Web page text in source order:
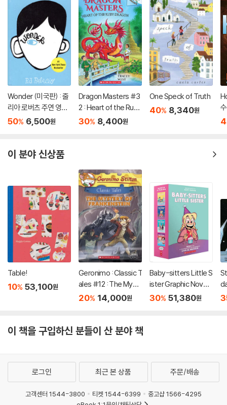
Wonder (미국판) : 줄
리아 로버츠 주연 영화
'원더' 원작 소설
50% 6,500원
Dragon Masters #3
2 : Heart of the Ruby
Dragon (A Branches
30% 8,400원
One Speck of Truth
40% 8,340원
이 분야 신상품
Table!
10% 53,100원
Geronimo : Classic T
ales #12 : The Myst
ery of Frankenstein
20% 14,000원
Baby-sitters Little S
ister Graphic Novels
#5-8: A Graphix Col
30% 51,380원
s
이 책을 구입하신 분들이 산 분야 책
로그인 최근 본 상품 주문/배송
고객센터 1544-3800 티켓 1544-6399
중고샵 1566-4295